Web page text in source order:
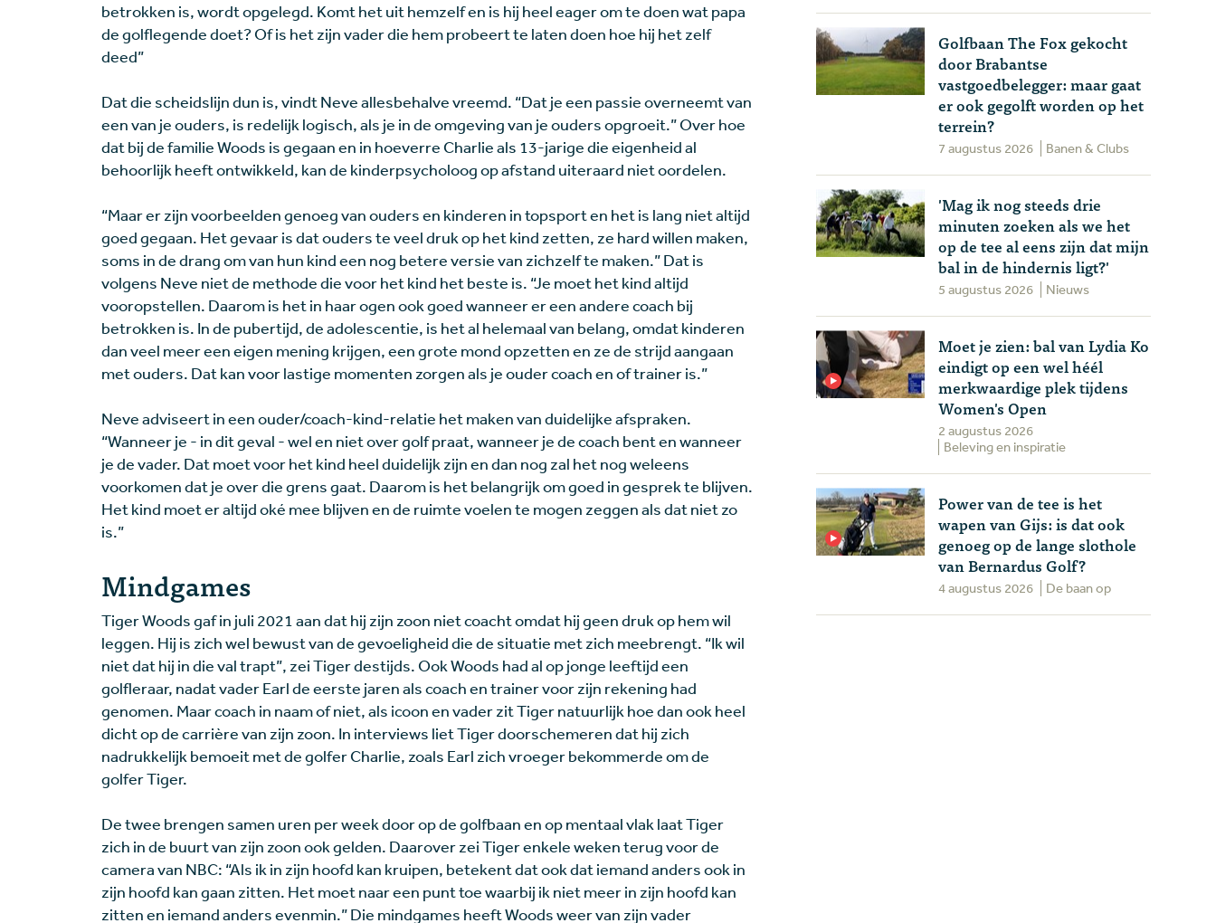
betrokken is, wordt opgelegd. Komt het uit hemzelf en is hij heel eager om te doen wat papa
de golflegende doet? Of is het zijn vader die hem probeert te laten doen hoe hij het zelf
deed”
Dat die scheidslijn dun is, vindt Neve allesbehalve vreemd. “Dat je een passie overneemt van
een van je ouders, is redelijk logisch, als je in de omgeving van je ouders opgroeit.” Over hoe
dat bij de familie Woods is gegaan en in hoeverre Charlie als 13-jarige die eigenheid al
behoorlijk heeft ontwikkeld, kan de kinderpsycholoog op afstand uiteraard niet oordelen.
“Maar er zijn voorbeelden genoeg van ouders en kinderen in topsport en het is lang niet altijd
goed gegaan. Het gevaar is dat ouders te veel druk op het kind zetten, ze hard willen maken,
soms in de drang om van hun kind een nog betere versie van zichzelf te maken.” Dat is
volgens Neve niet de methode die voor het kind het beste is. “Je moet het kind altijd
vooropstellen. Daarom is het in haar ogen ook goed wanneer er een andere coach bij
betrokken is. In de pubertijd, de adolescentie, is het al helemaal van belang, omdat kinderen
dan veel meer een eigen mening krijgen, een grote mond opzetten en ze de strijd aangaan
met ouders. Dat kan voor lastige momenten zorgen als je ouder coach en of trainer is.”
Neve adviseert in een ouder/coach-kind-relatie het maken van duidelijke afspraken.
“Wanneer je - in dit geval - wel en niet over golf praat, wanneer je de coach bent en wanneer
je de vader. Dat moet voor het kind heel duidelijk zijn en dan nog zal het nog weleens
voorkomen dat je over die grens gaat. Daarom is het belangrijk om goed in gesprek te blijven.
Het kind moet er altijd oké mee blijven en de ruimte voelen te mogen zeggen als dat niet zo
is.”
Mindgames
Tiger Woods gaf in juli 2021 aan dat hij zijn zoon niet coacht omdat hij geen druk op hem wil
leggen. Hij is zich wel bewust van de gevoeligheid die de situatie met zich meebrengt. “Ik wil
niet dat hij in die val trapt”, zei Tiger destijds. Ook Woods had al op jonge leeftijd een
golfleraar, nadat vader Earl de eerste jaren als coach en trainer voor zijn rekening had
genomen. Maar coach in naam of niet, als icoon en vader zit Tiger natuurlijk hoe dan ook heel
dicht op de carrière van zijn zoon. In interviews liet Tiger doorschemeren dat hij zich
nadrukkelijk bemoeit met de golfer Charlie, zoals Earl zich vroeger bekommerde om de
golfer Tiger.
De twee brengen samen uren per week door op de golfbaan en op mentaal vlak laat Tiger
zich in de buurt van zijn zoon ook gelden. Daarover zei Tiger enkele weken terug voor de
camera van NBC: “Als ik in zijn hoofd kan kruipen, betekent dat ook dat iemand anders ook in
zijn hoofd kan gaan zitten. Het moet naar een punt toe waarbij ik niet meer in zijn hoofd kan
zitten en iemand anders evenmin.” Die mindgames heeft Woods weer van zijn vader
Golfbaan The Fox gekocht
door Brabantse
vastgoedbelegger: maar gaat
er ook gegolft worden op het
terrein?
7 augustus 2026 Banen & Clubs
'Mag ik nog steeds drie
minuten zoeken als we het
op de tee al eens zijn dat mijn
bal in de hindernis ligt?'
5 augustus 2026 Nieuws
Moet je zien: bal van Lydia Ko
eindigt op een wel héél
merkwaardige plek tijdens
Women's Open
2 augustus 2026
Beleving en inspiratie
Power van de tee is het
wapen van Gijs: is dat ook
genoeg op de lange slothole
van Bernardus Golf?
4 augustus 2026 De baan op